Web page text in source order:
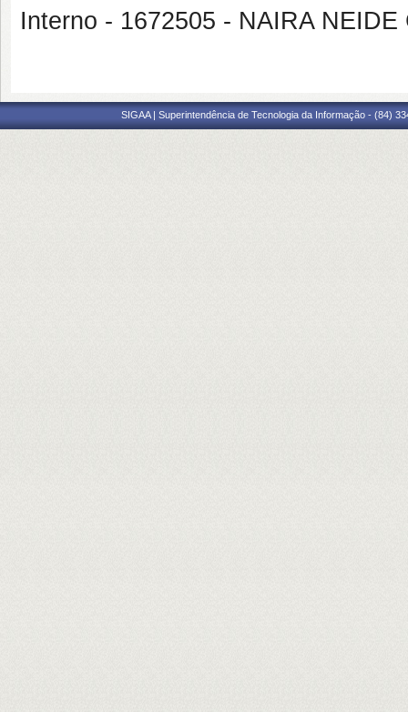
Interno - 1672505 - NAIRA NEIDE
SIGAA | Superintendência de Tecnologia da Informação - (84)